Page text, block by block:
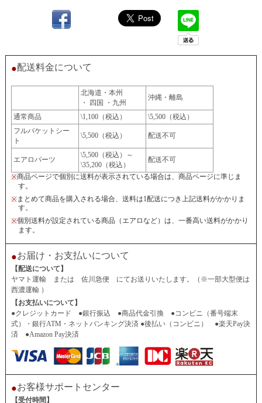
●配送料金について
北海道・本州
・ 四国 ・九州
沖縄・離島
通常商品 \1,100（税込）
\5,500（税込）
フルバケットシー
ト
\5,500（税込） 配送不可
エアロパーツ
\5,500（税込）～
\35,200（税込）
配送不可
※商品ページで個別に送料が表示されている場合は、商品ページに準じま
す。
※まとめて商品を購入される場合、送料は1配送につき上記送料がかかりま
す。
※個別送料が設定されている商品（エアロなど）は、一番高い送料がかかり
ます。
●お届け・お支払いについて
【配送について】
ヤマト運輸 または 佐川急便 にてお送りいたします。（※一部大型便は
西濃運輸 ）
【お支払いについて】
●クレジットカード ●銀行振込 ●商品代金引換 ●コンビニ（番号端末
式）・銀行ATM・ネットバンキング決済 ●後払い（コンビニ） ●楽天Pay決
済 ●Amazon Pay決済
●お客様サポートセンター
【受付時間】